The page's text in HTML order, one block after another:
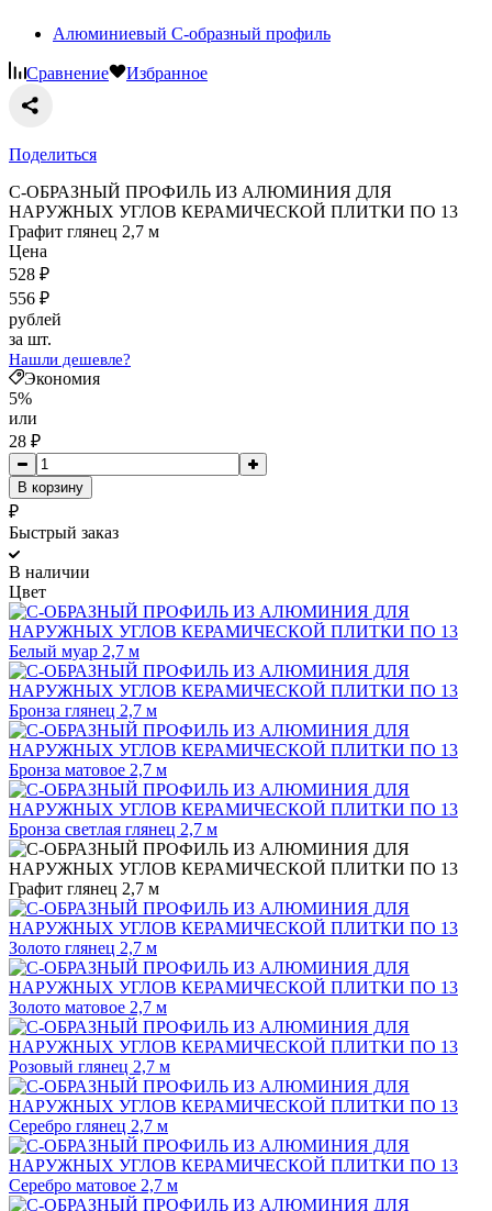
Алюминиевый С-образный профиль
Сравнение Избранное
Поделиться
С-ОБРАЗНЫЙ ПРОФИЛЬ ИЗ АЛЮМИНИЯ ДЛЯ
НАРУЖНЫХ УГЛОВ КЕРАМИЧЕСКОЙ ПЛИТКИ ПО 13
Графит глянец 2,7 м
Цена
528 ₽
556 ₽
рублей
за шт.
Нашли дешевле?
Экономия
5%
или
28 ₽
В корзину
₽
Быстрый заказ
В наличии
Цвет